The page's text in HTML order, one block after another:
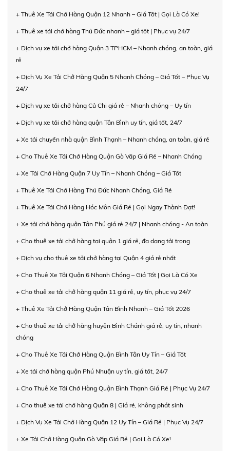
+ Thuê Xe Tải Chở Hàng Quận 12 Nhanh – Giá Tốt | Gọi Là Có Xe!
+ Thuê xe tải chở hàng Thủ Đức nhanh – giá tốt | Phục vụ 24/7
+ Dịch vụ xe tải chở hàng Quận 3 TPHCM – Nhanh chóng, an toàn, giá
rẻ
+ Dịch Vụ Xe Tải Chở Hàng Quận 5 Nhanh Chóng – Giá Tốt – Phục Vụ
24/7
+ Dịch vụ xe tải chở hàng Củ Chi giá rẻ – Nhanh chóng – Uy tín
+ Dịch vụ xe tải chở hàng quận Tân Bình uy tín, giá tốt, 24/7
+ Xe tải chuyển nhà quận Bình Thạnh – Nhanh chóng, an toàn, giá rẻ
+ Cho Thuê Xe Tải Chở Hàng Quận Gò Vấp Giá Rẻ – Nhanh Chóng
+ Xe Tải Chở Hàng Quận 7 Uy Tín – Nhanh Chóng – Giá Tốt
+ Thuê Xe Tải Chở Hàng Thủ Đức Nhanh Chóng, Giá Rẻ
+ Thuê Xe Tải Chở Hàng Hóc Môn Giá Rẻ | Gọi Ngay Thành Đạt!
+ Xe tải chở hàng quận Tân Phú giá rẻ 24/7 | Nhanh chóng - An toàn
+ Cho thuê xe tải chở hàng tại quận 1 giá rẻ, đa dạng tải trọng
+ Dịch vụ cho thuê xe tải chở hàng tại Quận 4 giá rẻ nhất
+ Cho Thuê Xe Tải Quận 6 Nhanh Chóng – Giá Tốt | Gọi Là Có Xe
+ Cho thuê xe tải chở hàng quận 11 giá rẻ, uy tín, phục vụ 24/7
+ Thuê Xe Tải Chở Hàng Quận Tân Bình Nhanh – Giá Tốt 2026
+ Cho thuê xe tải chở hàng huyện Bình Chánh giá rẻ, uy tín, nhanh
chóng
+ Cho Thuê Xe Tải Chở Hàng Quận Bình Tân Uy Tín – Giá Tốt
+ Xe tải chở hàng quận Phú Nhuận uy tín, giá tốt, 24/7
+ Cho Thuê Xe Tải Chở Hàng Quận Bình Thạnh Giá Rẻ | Phục Vụ 24/7
+ Cho thuê xe tải chở hàng Quận 8 | Giá rẻ, không phát sinh
+ Dịch Vụ Xe Tải Chở Hàng Quận 12 Uy Tín – Giá Rẻ | Phục Vụ 24/7
+ Xe Tải Chở Hàng Quận Gò Vấp Giá Rẻ | Gọi Là Có Xe!